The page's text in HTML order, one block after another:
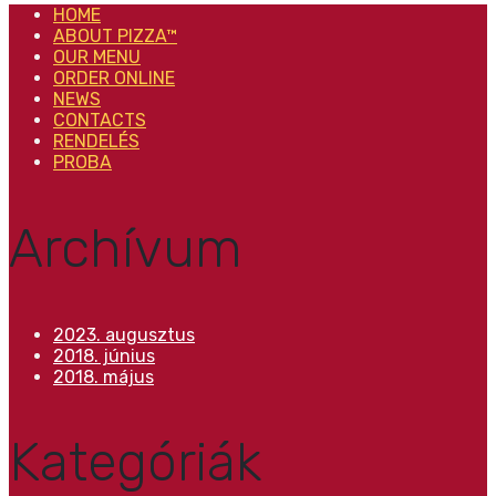
HOME
ABOUT PIZZA™
OUR MENU
ORDER ONLINE
NEWS
CONTACTS
RENDELÉS
PROBA
Archívum
2023. augusztus
2018. június
2018. május
Kategóriák